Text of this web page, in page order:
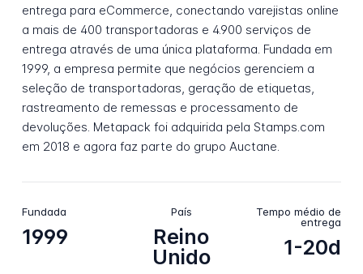
entrega para eCommerce, conectando varejistas online
a mais de 400 transportadoras e 4.900 serviços de
entrega através de uma única plataforma. Fundada em
1999, a empresa permite que negócios gerenciem a
seleção de transportadoras, geração de etiquetas,
rastreamento de remessas e processamento de
devoluções. Metapack foi adquirida pela Stamps.com
em 2018 e agora faz parte do grupo Auctane.
Fundada
1999
País
Reino
Unido
Tempo médio de
entrega
1-20d